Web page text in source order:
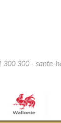
300 - sante-